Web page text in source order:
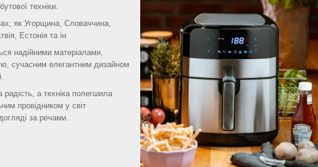
техніки.
як Угорщина, Словаччина,
Естонія та ін
надійними матеріалами,
сучасним елегантним дизайном
а техніка полегшила
провідником у світ
за речами.